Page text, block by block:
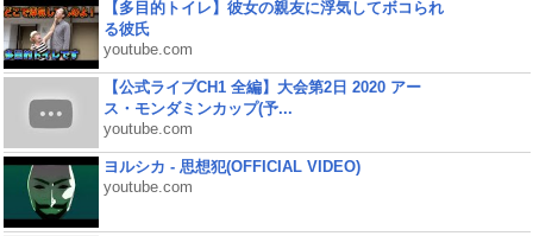
【多目的トイレ】彼女の親友に浮気してボコられ
る彼氏
youtube.com
【公式ライブCH1 全編】大会第2日 2020 アー
ス・モンダミンカップ(予...
youtube.com
ヨルシカ - 思想犯(OFFICIAL VIDEO)
youtube.com